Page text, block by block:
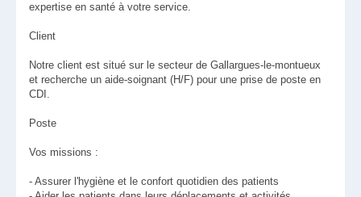
expertise en santé à votre service.
Client
Notre client est situé sur le secteur de Gallargues-le-montueux
et recherche un aide-soignant (H/F) pour une prise de poste en
CDI.
Poste
Vos missions :
- Assurer l'hygiène et le confort quotidien des patients